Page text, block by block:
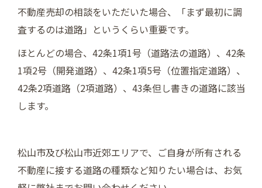
不動産売却の相談をいただいた場合、「まず最初に調
査するのは道路」というくらい重要です。
ほとんどの場合、42条1項1号（道路法の道路）、42条
1項2号（開発道路）、42条1項5号（位置指定道路）、
42条2項道路（2項道路）、43条但し書きの道路に該当
します。
松山市及び松山市近郊エリアで、ご自身が所有される
不動産に接する道路の種類など知りたい場合は、お気